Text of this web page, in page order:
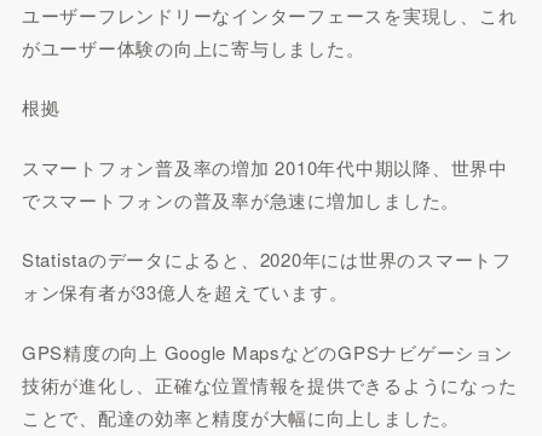
ユーザーフレンドリーなインターフェースを実現し、これ
がユーザー体験の向上に寄与しました。
根拠
スマートフォン普及率の増加 2010年代中期以降、世界中
でスマートフォンの普及率が急速に増加しました。
Statistaのデータによると、2020年には世界のスマートフ
ォン保有者が33億人を超えています。
GPS精度の向上 Google MapsなどのGPSナビゲーション
技術が進化し、正確な位置情報を提供できるようになった
ことで、配達の効率と精度が大幅に向上しました。